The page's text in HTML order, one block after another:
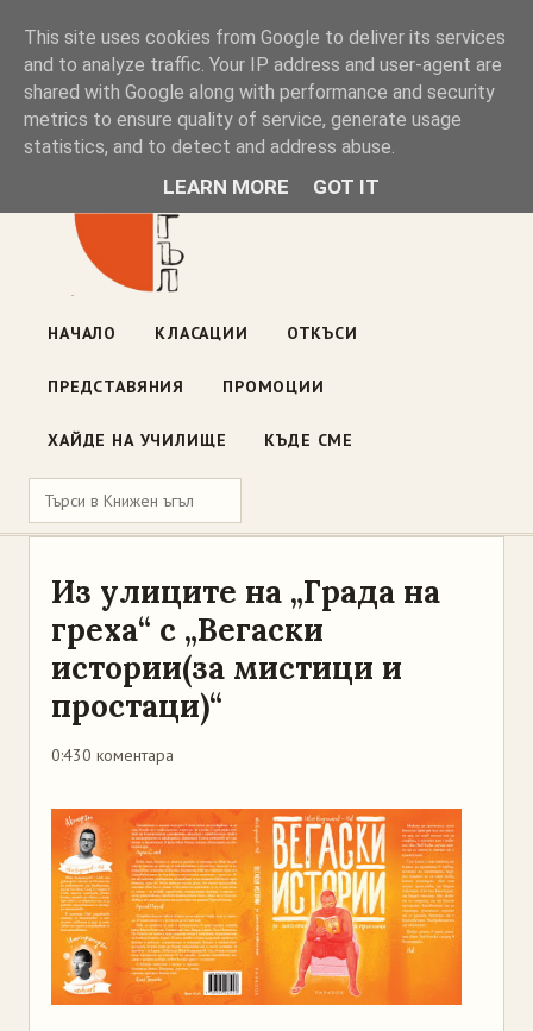
Книжен ъгъл
Блог на книжарницата — класации, откъси, нови книги
ул. „Оборище" 117, София· пон–пет 10:00–19:00 ·
НАЧАЛО КЛАСАЦИИ ОТКЪСИ
ПРЕДСТАВЯНИЯ ПРОМОЦИИ
ХАЙДЕ НА УЧИЛИЩЕ КЪДЕ СМЕ
Из улиците на „Града на
греха“ с „Вегаски
истории(за мистици и
простаци)“
0:430 коментара
This site uses cookies from Google to deliver its services
and to analyze traffic. Your IP address and user-agent are
shared with Google along with performance and security
metrics to ensure quality of service, generate usage
statistics, and to detect and address abuse.
LEARN MORE GOT IT